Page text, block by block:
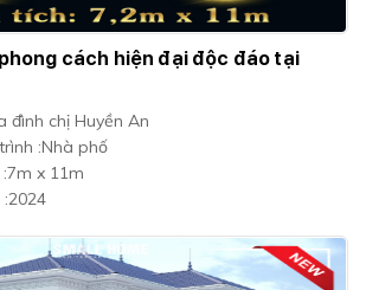
cách hiện đại độc đáo tại
đình chị Huyền An
:Nhà phố
x 11m